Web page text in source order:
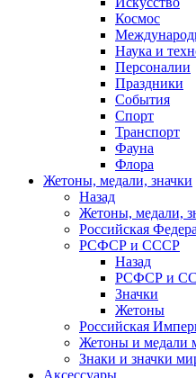
Космос
Наука и
Персоналии
Праздники
События
Спорт
Транспорт
Фауна
Флора
Жетоны, медали, значки
Назад
Жетоны, медали,
Российская
РСФСР и СССР
Назад
РСФСР и
Значки
Жетоны
Российская
Жетоны и медали
Знаки и значки
Аксессуары